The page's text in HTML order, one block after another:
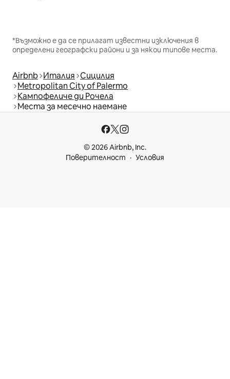
*Възможно е да се прилагат известни изключения в
определени географски райони и за някои типове места.
Airbnb Италия Сицилия
Metropolitan City of Palermo
Кампофеличе ди Рочела
Места за месечно наемане
© 2026 Airbnb, Inc.
Поверителност
Условия